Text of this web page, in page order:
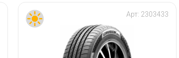
Арт: 2303433